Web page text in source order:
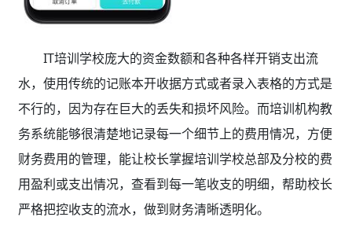
IT培训学校庞大的资金数额和各种各样开销支出流
水，使用传统的记账本开收据方式或者录入表格的方式是
不行的，因为存在巨大的丢失和损坏风险。而培训机构教
务系统能够很清楚地记录每一个细节上的费用情况，方便
财务费用的管理，能让校长掌握培训学校总部及分校的费
用盈利或支出情况，查看到每一笔收支的明细，帮助校长
严格把控收支的流水，做到财务清晰透明化。